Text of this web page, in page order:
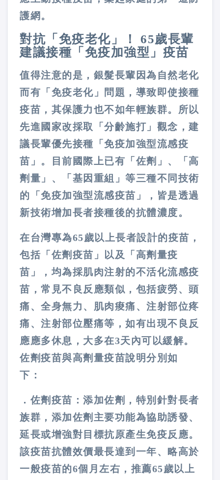
護網。
對抗「免疫老化」！ 65歲長輩
建議接種「免疫加強型」疫苗
值得注意的是，銀髮長輩因為自然老化
而有「免疫老化」問題，導致即使接種
疫苗，其保護力也不如年輕族群。所以
先進國家改採取「分齡施打」觀念，建
議長輩優先接種「免疫加強型流感疫
苗」。目前國際上已有「佐劑」、「高
劑量」、「基因重組」等三種不同技術
的「免疫加強型流感疫苗」，皆是透過
新技術增加長者接種後的抗體濃度。
在台灣專為65歲以上長者設計的疫苗，
包括「佐劑疫苗」以及「高劑量疫
苗」，均為採肌肉注射的不活化流感疫
苗，常見不良反應類似，包括疲勞、頭
痛、全身無力、肌肉痠痛、注射部位疼
痛、注射部位壓痛等，如有出現不良反
應應多休息，大多在3天內可以緩解。
佐劑疫苗與高劑量疫苗說明分別如
下：
．佐劑疫苗：添加佐劑，特別針對長者
族群，添加佐劑主要功能為協助誘發、
延長或增強對目標抗原產生免疫反應。
該疫苗抗體效價最長達到一年、略高於
一般疫苗的6個月左右，推薦65歲以上